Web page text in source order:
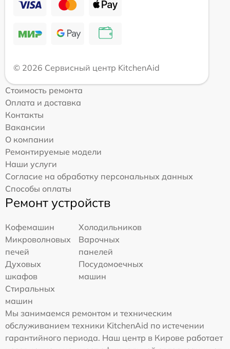
© 2026 Сервисный центр KitchenAid
Стоимость ремонта
Оплата и доставка
Контакты
Вакансии
О компании
Ремонтируемые модели
Наши услуги
Согласие на обработку персональных данных
Способы оплаты
Ремонт устройств
Кофемашин
Холодильников
Микроволновых
печей
Варочных
панелей
Духовых
шкафов
Посудомоечных
машин
Стиральных
машин
Мы занимаемся ремонтом и техническим
обслуживанием техники KitchenAid по истечении
гарантийного периода. Наш центр в Кирове работает